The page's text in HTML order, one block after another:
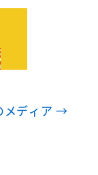
メディア →